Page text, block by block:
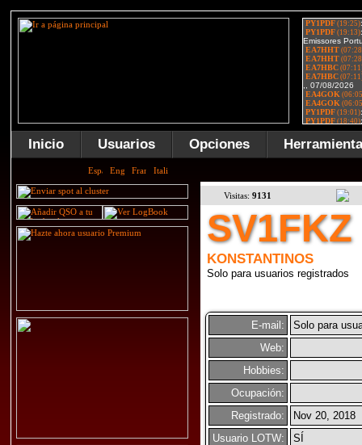
Inicio Usuarios Opciones
Visitas: 9131
SV1FKZ
KONSTANTINOS
Solo para usuarios registrados
E-mail:
Solo para
Web:
Hobbies:
Ocupación:
Registrado:
Nov 20, 2018
Usuario LOTW:
SÍ